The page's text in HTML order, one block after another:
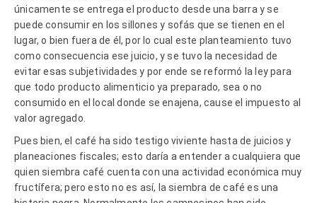
únicamente se entrega el producto desde una barra y se
puede consumir en los sillones y sofás que se tienen en el
lugar, o bien fuera de él, por lo cual este planteamiento tuvo
como consecuencia ese juicio, y se tuvo la necesidad de
evitar esas subjetividades y por ende se reformó la ley para
que todo producto alimenticio ya preparado, sea o no
consumido en el local donde se enajena, cause el impuesto al
valor agregado.
Pues bien, el café ha sido testigo viviente hasta de juicios y
planeaciones fiscales; esto daría a entender a cualquiera que
quien siembra café cuenta con una actividad económica muy
fructífera; pero esto no es así, la siembra de café es una